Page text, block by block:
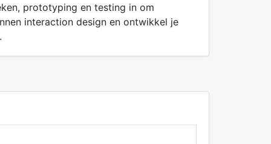
prototyping en testing in om
interaction design en ontwikkel je